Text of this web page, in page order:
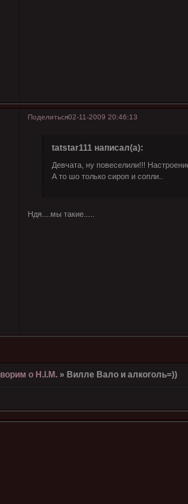
Поделиться02-11-2009 20:46:13
tatstar111 написал(а):
Девчата, ну повеселили!!!
А то шо только сироп и сопли..
Ндя....мы такие.....
о H.I.M. » Вилле Вало и алкоголь=))